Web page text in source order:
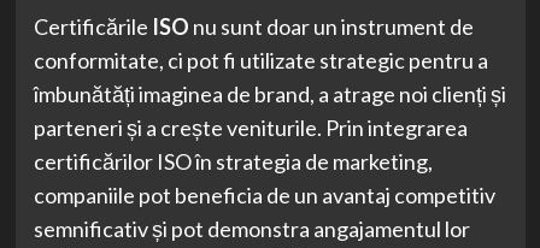
Certificările ISO nu sunt doar un instrument de
conformitate, ci pot fi utilizate strategic pentru a
îmbunătăți imaginea de brand, a atrage noi clienți și
parteneri și a crește veniturile. Prin integrarea
certificărilor ISO în strategia de marketing,
companiile pot beneficia de un avantaj competitiv
semnificativ și pot demonstra angajamentul lor